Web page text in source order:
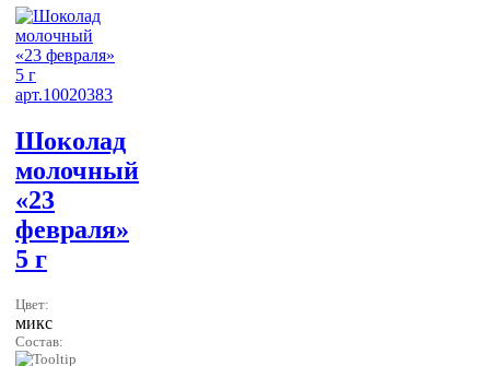
Шоколад
молочный
«23
февраля»
5 г
Цвет:
микс
Состав: